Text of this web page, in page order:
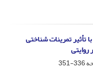
تمرینات شناختی
336-351